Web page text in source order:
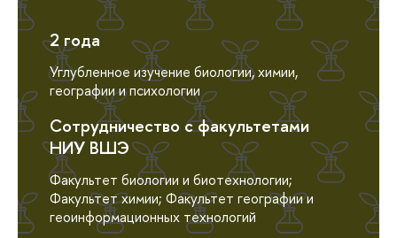
2 года
Углубленное изучение биологии, химии,
географии и психологии
Сотрудничество с факультетами
НИУ ВШЭ
Факультет биологии и биотехнологии;
Факультет химии; Факультет географии и
геоинформационных технологий